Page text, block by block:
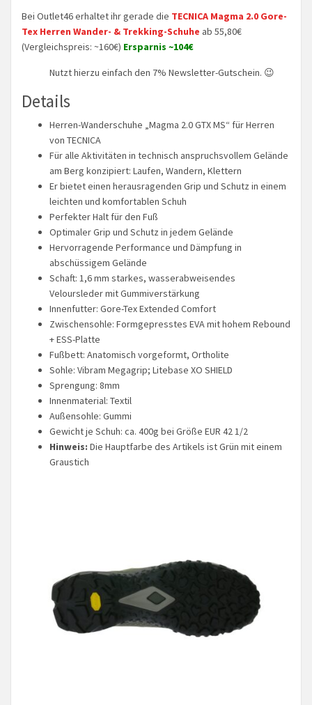
Bei Outlet46 erhaltet ihr gerade die TECNICA Magma 2.0 Gore-
Tex Herren Wander- & Trekking-Schuhe ab 55,80€
(Vergleichspreis: ~160€) Ersparnis ~104€
Nutzt hierzu einfach den 7% Newsletter-Gutschein. 😉
Details
Herren-Wanderschuhe „Magma 2.0 GTX MS“ für Herren
von TECNICA
Für alle Aktivitäten in technisch anspruchsvollem Gelände
am Berg konzipiert: Laufen, Wandern, Klettern
Er bietet einen herausragenden Grip und Schutz in einem
leichten und komfortablen Schuh
Perfekter Halt für den Fuß
Optimaler Grip und Schutz in jedem Gelände
Hervorragende Performance und Dämpfung in
abschüssigem Gelände
Schaft: 1,6 mm starkes, wasserabweisendes
Veloursleder mit Gummiverstärkung
Innenfutter: Gore-Tex Extended Comfort
Zwischensohle: Formgepresstes EVA mit hohem Rebound
+ ESS-Platte
Fußbett: Anatomisch vorgeformt, Ortholite
Sohle: Vibram Megagrip; Litebase XO SHIELD
Sprengung: 8mm
Innenmaterial: Textil
Außensohle: Gummi
Gewicht je Schuh: ca. 400g bei Größe EUR 42 1/2
Hinweis: Die Hauptfarbe des Artikels ist Grün mit einem
Graustich